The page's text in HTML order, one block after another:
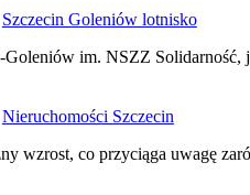
Szczecin Goleniów lotnisko
Goleniów im. NSZZ
Nieruchomości Szczecin
wzrost, co przyciąga uwagę